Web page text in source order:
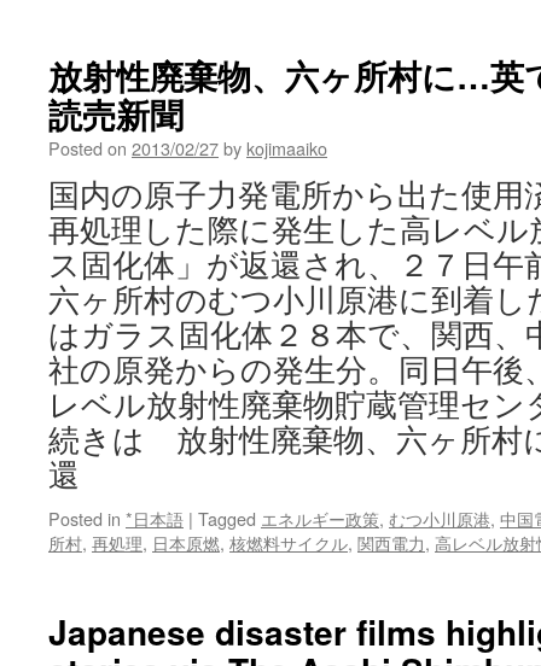
放射性廃棄物、六ヶ所村に…英
読売新聞
Posted on 2013/02/27by kojimaaiko
国内の原子力発電所から出た使用
再処理した際に発生した高レベル
ス固化体」が返還され、２７日午
六ヶ所村のむつ小川原港に到着し
はガラス固化体２８本で、関西、
社の原発からの発生分。同日午後
レベル放射性廃棄物貯蔵管理セ
続きは 放射性廃棄物、六ヶ所村
還
Posted in *日本語 | Tagged エネルギー政策, むつ小川原港, 中国
所村, 再処理, 日本原燃, 核燃料サイクル, 関西電力, 高レベル放
Japanese disaster films